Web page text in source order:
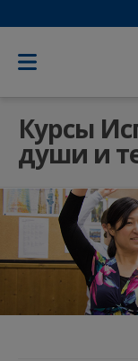
Курсы
души и